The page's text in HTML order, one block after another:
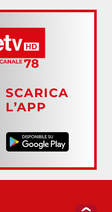
SCARICA
L’APP